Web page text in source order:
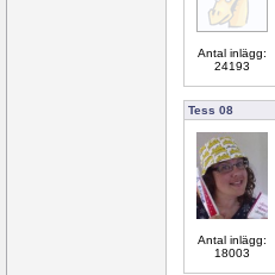
Antal inlägg:
24193
Tess 08
Antal inlägg:
18003